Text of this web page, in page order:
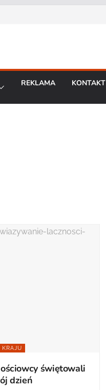
REKLAMA KONTAKT
KRAJU
świętowali
dzień